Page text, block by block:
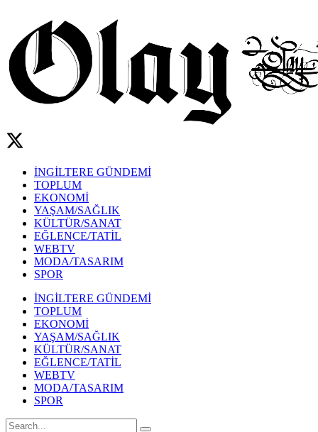
İNGİLTERE GÜNDEMİ
TOPLUM
EKONOMİ
YAŞAM/SAĞLIK
KÜLTÜR/SANAT
EĞLENCE/TATİL
WEBTV
MODA/TASARIM
SPOR
İNGİLTERE GÜNDEMİ
TOPLUM
EKONOMİ
YAŞAM/SAĞLIK
KÜLTÜR/SANAT
EĞLENCE/TATİL
WEBTV
MODA/TASARIM
SPOR